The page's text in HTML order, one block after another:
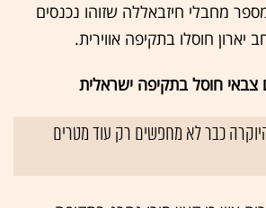
מחבלי חיזבאללה שזוהו נכנסים
חוסלו בתקיפה אווירית.
כבר לא מחפשים רק עוד מטרים